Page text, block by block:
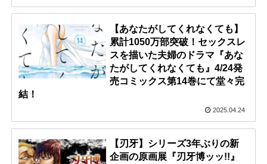
【あなたがしてくれなくても】
累計1050万部突破！セックスレ
スを描いた夫婦のドラマ『あな
たがしてくれなくても』4/24発
売コミックス第14巻にて堂々完
結！
2025.04.24
【刃牙】シリーズ3年ぶりの新
企画の原画展『刃牙博ッッ!!』